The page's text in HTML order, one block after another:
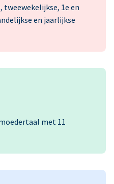
tweewekelijkse, 1e en
en jaarlijkse
met 11